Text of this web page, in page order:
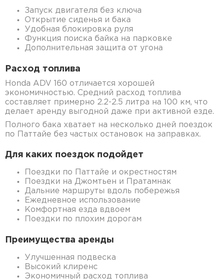
Запуск двигателя без ключа
Открытие сиденья и бака
Удобная блокировка руля
Функция поиска байка на парковке
Дополнительная защита от угона
Расход топлива
Honda ADV 160 отличается хорошей
экономичностью. Средний расход топлива
составляет примерно 2.2-2.5 литра на 100 км, что
делает аренду выгодной даже при активной езде.
Полного бака хватает на несколько дней поездок
по Паттайе без частых остановок на заправках.
Для каких поездок подойдет
Поездки по Паттайе и окрестностям
Поездки на Джомтьен и Пратамнак
Дальние маршруты вдоль побережья
Ежедневное использование
Комфортная езда вдвоем
Поездки по плохим дорогам
Преимущества аренды
Улучшенная подвеска
Высокий клиренс
Экономичный расход топлива